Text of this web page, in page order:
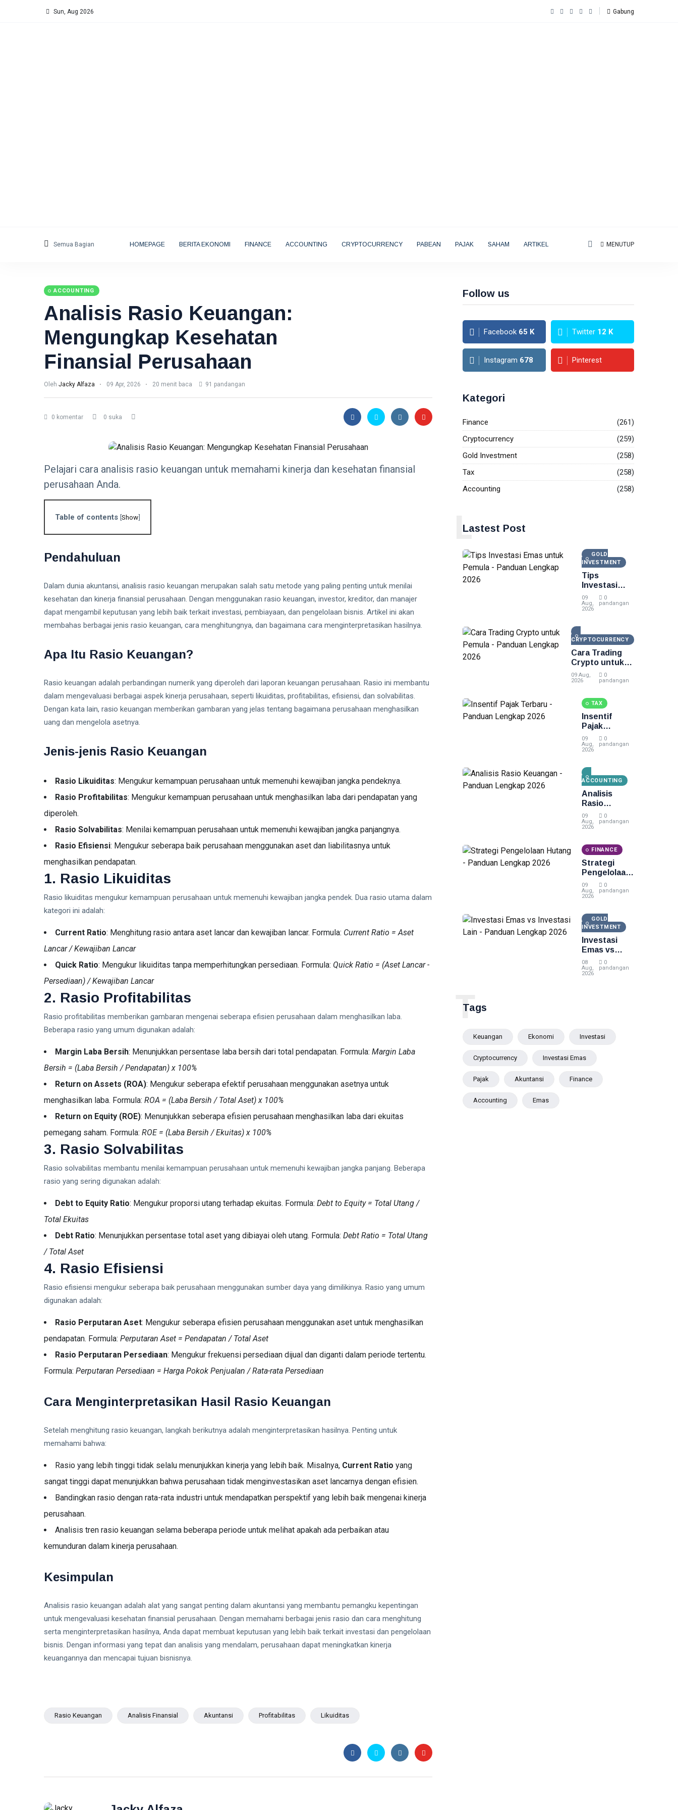
Sun, Aug 2026 Gabung
Semua Bagian HOMEPAGE BERITA EKONOMI FINANCE ACCOUNTING CRYPTOCURRENCY PABEAN PAJAK SAHAM ARTIKEL MENUTUP
ACCOUNTING
Analisis Rasio Keuangan:
Mengungkap Kesehatan
Finansial Perusahaan
Oleh Jacky Alfaza 09 Apr, 2026 20 menit baca 91 pandangan
0 komentar 0 suka
Pelajari cara analisis rasio keuangan untuk memahami kinerja dan kesehatan finansial
perusahaan Anda.
Table of contents [Show]
Pendahuluan
Dalam dunia akuntansi, analisis rasio keuangan merupakan salah satu metode yang paling penting untuk menilai
kesehatan dan kinerja finansial perusahaan. Dengan menggunakan rasio keuangan, investor, kreditor, dan manajer
dapat mengambil keputusan yang lebih baik terkait investasi, pembiayaan, dan pengelolaan bisnis. Artikel ini akan
membahas berbagai jenis rasio keuangan, cara menghitungnya, dan bagaimana cara menginterpretasikan hasilnya.
Apa Itu Rasio Keuangan?
Rasio keuangan adalah perbandingan numerik yang diperoleh dari laporan keuangan perusahaan. Rasio ini membantu
dalam mengevaluasi berbagai aspek kinerja perusahaan, seperti likuiditas, profitabilitas, efisiensi, dan solvabilitas.
Dengan kata lain, rasio keuangan memberikan gambaran yang jelas tentang bagaimana perusahaan menghasilkan
uang dan mengelola asetnya.
Jenis-jenis Rasio Keuangan
Rasio Likuiditas: Mengukur kemampuan perusahaan untuk memenuhi kewajiban jangka pendeknya.
Rasio Profitabilitas: Mengukur kemampuan perusahaan untuk menghasilkan laba dari pendapatan yang
diperoleh.
Rasio Solvabilitas: Menilai kemampuan perusahaan untuk memenuhi kewajiban jangka panjangnya.
Rasio Efisiensi: Mengukur seberapa baik perusahaan menggunakan aset dan liabilitasnya untuk
menghasilkan pendapatan.
1. Rasio Likuiditas
Rasio likuiditas mengukur kemampuan perusahaan untuk memenuhi kewajiban jangka pendek. Dua rasio utama dalam
kategori ini adalah:
Current Ratio: Menghitung rasio antara aset lancar dan kewajiban lancar. Formula: Current Ratio = Aset
Lancar / Kewajiban Lancar
Quick Ratio: Mengukur likuiditas tanpa memperhitungkan persediaan. Formula: Quick Ratio = (Aset Lancar -
Persediaan) / Kewajiban Lancar
2. Rasio Profitabilitas
Rasio profitabilitas memberikan gambaran mengenai seberapa efisien perusahaan dalam menghasilkan laba.
Beberapa rasio yang umum digunakan adalah:
Margin Laba Bersih: Menunjukkan persentase laba bersih dari total pendapatan. Formula: Margin Laba
Bersih = (Laba Bersih / Pendapatan) x 100%
Return on Assets (ROA): Mengukur seberapa efektif perusahaan menggunakan asetnya untuk
menghasilkan laba. Formula: ROA = (Laba Bersih / Total Aset) x 100%
Return on Equity (ROE): Menunjukkan seberapa efisien perusahaan menghasilkan laba dari ekuitas
pemegang saham. Formula: ROE = (Laba Bersih / Ekuitas) x 100%
3. Rasio Solvabilitas
Rasio solvabilitas membantu menilai kemampuan perusahaan untuk memenuhi kewajiban jangka panjang. Beberapa
rasio yang sering digunakan adalah:
Debt to Equity Ratio: Mengukur proporsi utang terhadap ekuitas. Formula: Debt to Equity = Total Utang /
Total Ekuitas
Debt Ratio: Menunjukkan persentase total aset yang dibiayai oleh utang. Formula: Debt Ratio = Total Utang
/ Total Aset
4. Rasio Efisiensi
Rasio efisiensi mengukur seberapa baik perusahaan menggunakan sumber daya yang dimilikinya. Rasio yang umum
digunakan adalah:
Rasio Perputaran Aset: Mengukur seberapa efisien perusahaan menggunakan aset untuk menghasilkan
pendapatan. Formula: Perputaran Aset = Pendapatan / Total Aset
Rasio Perputaran Persediaan: Mengukur frekuensi persediaan dijual dan diganti dalam periode tertentu.
Formula: Perputaran Persediaan = Harga Pokok Penjualan / Rata-rata Persediaan
Cara Menginterpretasikan Hasil Rasio Keuangan
Setelah menghitung rasio keuangan, langkah berikutnya adalah menginterpretasikan hasilnya. Penting untuk
memahami bahwa:
Rasio yang lebih tinggi tidak selalu menunjukkan kinerja yang lebih baik. Misalnya, Current Ratio yang
sangat tinggi dapat menunjukkan bahwa perusahaan tidak menginvestasikan aset lancarnya dengan efisien.
Bandingkan rasio dengan rata-rata industri untuk mendapatkan perspektif yang lebih baik mengenai kinerja
perusahaan.
Analisis tren rasio keuangan selama beberapa periode untuk melihat apakah ada perbaikan atau
kemunduran dalam kinerja perusahaan.
Kesimpulan
Analisis rasio keuangan adalah alat yang sangat penting dalam akuntansi yang membantu pemangku kepentingan
untuk mengevaluasi kesehatan finansial perusahaan. Dengan memahami berbagai jenis rasio dan cara menghitung
serta menginterpretasikan hasilnya, Anda dapat membuat keputusan yang lebih baik terkait investasi dan pengelolaan
bisnis. Dengan informasi yang tepat dan analisis yang mendalam, perusahaan dapat meningkatkan kinerja
keuangannya dan mencapai tujuan bisnisnya.
Rasio Keuangan Analisis Finansial Akuntansi Profitabilitas Likuiditas
Follow us
Facebook 65 K Twitter 12 K
Instagram 678 Pinterest
Kategori
Finance
(261)
Cryptocurrency
(259)
Gold Investment
(258)
Tax
(258)
Accounting
(258)
Lastest Post
L
GOLD
INVESTMENT
Tips
Investasi
Emas untuk
Pemula -
2026
09
Aug,
2026
0
pandangan
CRYPTOCURRENCY
Cara Trading
Crypto untuk
Pemula -
Panduan
09 Aug,
2026
0
pandangan
TAX
Insentif
Pajak
Terbaru -
Panduan
09
Aug,
2026
0
pandangan
ACCOUNTING
Analisis
Rasio
Keuangan -
Panduan
09
Aug,
2026
0
pandangan
FINANCE
Strategi
Pengelolaan
Hutang -
Panduan
09
Aug,
2026
0
pandangan
GOLD
INVESTMENT
Investasi
Emas vs
Investasi
Lain -
08
Aug,
2026
0
pandangan
Tags
T
Keuangan Ekonomi Investasi
Cryptocurrency Investasi Emas
Pajak Akuntansi Finance
Accounting Emas